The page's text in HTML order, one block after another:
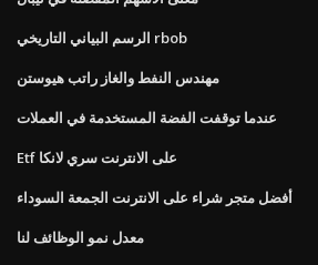
الرسم البياني التاريخي rbob
مهندس النفط والغاز راتب هيوستن
عندما توقفت الفضة المستخدمة في العملات
Etf على الانترنت سري لانكا
أفضل متجر شراء على الانترنت الجمعة السوداء
معدل نمو الوظائف لنا